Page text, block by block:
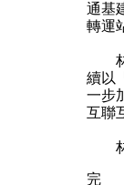
通基
轉運
林
續以
一步
互聯
林
完